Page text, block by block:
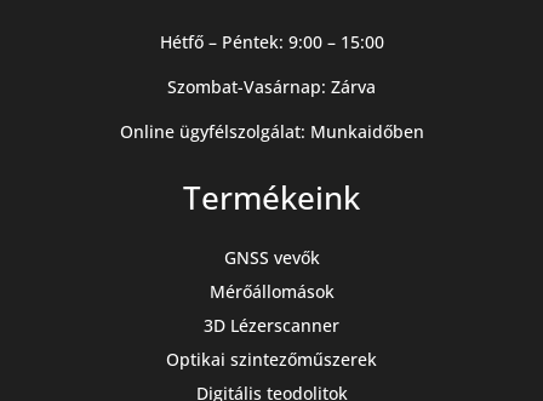
Hétfő – Péntek: 9:00 – 15:00
Szombat-Vasárnap: Zárva
Online ügyfélszolgálat: Munkaidőben
Termékeink
GNSS vevők
Mérőállomások
3D Lézerscanner
Optikai szintezőműszerek
Digitális teodolitok